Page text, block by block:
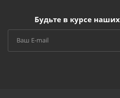
Будьте в курсе